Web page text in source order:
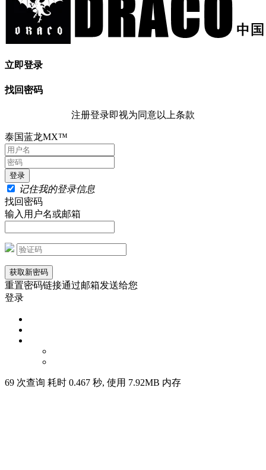
立即登录
找回密码
注册登录即视为同意以上条款
泰国蓝龙MX™
记住我的登录信息
找回密码
输入用户名或邮箱
重置密码链接通过邮箱发送给您
登录
69 次查询 耗时 0.467 秒, 使用 7.92MB 内存